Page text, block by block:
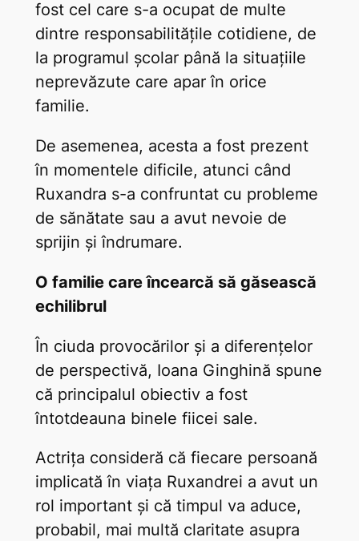
fost cel care s-a ocupat de multe
dintre responsabilitățile cotidiene, de
la programul școlar până la situațiile
neprevăzute care apar în orice
familie.
De asemenea, acesta a fost prezent
în momentele dificile, atunci când
Ruxandra s-a confruntat cu probleme
de sănătate sau a avut nevoie de
sprijin și îndrumare.
O familie care încearcă să găsească
echilibrul
În ciuda provocărilor și a diferențelor
de perspectivă, Ioana Ginghină spune
că principalul obiectiv a fost
întotdeauna binele fiicei sale.
Actrița consideră că fiecare persoană
implicată în viața Ruxandrei a avut un
rol important și că timpul va aduce,
probabil, mai multă claritate asupra